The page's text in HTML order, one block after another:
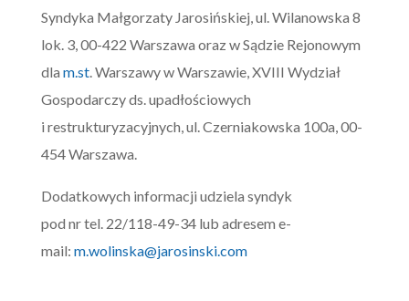
Syndyka Małgorzaty Jarosińskiej, ul. Wilanowska 8
lok. 3, 00-422 Warszawa oraz w Sądzie Rejonowym
dla m.st. Warszawy w Warszawie, XVIII Wydział
Gospodarczy ds. upadłościowych
i restrukturyzacyjnych, ul. Czerniakowska 100a, 00-
454 Warszawa.
Dodatkowych informacji udziela syndyk
pod nr tel. 22/118-49-34 lub adresem e-
mail: m.wolinska@jarosinski.com